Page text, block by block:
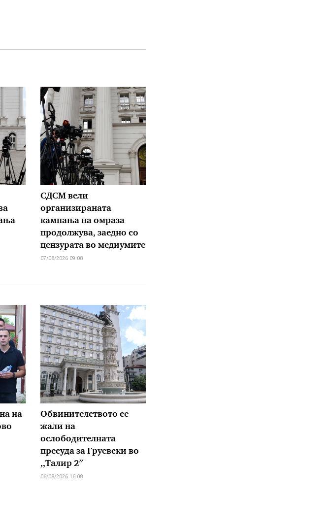
СДСМ вели
организираната
кампања на омраза
продолжува, заедно со
цензурата во медиумите
07/08/2026 09:08
на
Обвинителството се
жали на
ослободителната
пресуда за Груевски во
,,Талир 2″
06/08/2026 16:08